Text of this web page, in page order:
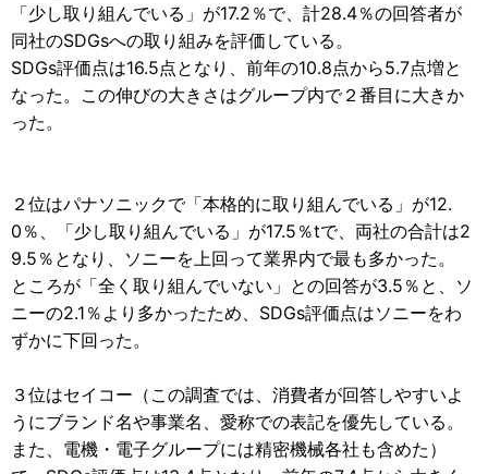
「少し取り組んでいる」が17.2％で、計28.4％の回答者が
同社のSDGsへの取り組みを評価している。
SDGs評価点は16.5点となり、前年の10.8点から5.7点増と
なった。この伸びの大きさはグループ内で２番目に大きか
った。
２位はパナソニックで「本格的に取り組んでいる」が12.
0％、「少し取り組んでいる」が17.5％tで、両社の合計は2
9.5％となり、ソニーを上回って業界内で最も多かった。
ところが「全く取り組んでいない」との回答が3.5％と、ソ
ニーの2.1％より多かったため、SDGs評価点はソニーをわ
ずかに下回った。
３位はセイコー（この調査では、消費者が回答しやすいよ
うにブランド名や事業名、愛称での表記を優先している。
また、電機・電子グループには精密機械各社も含めた）